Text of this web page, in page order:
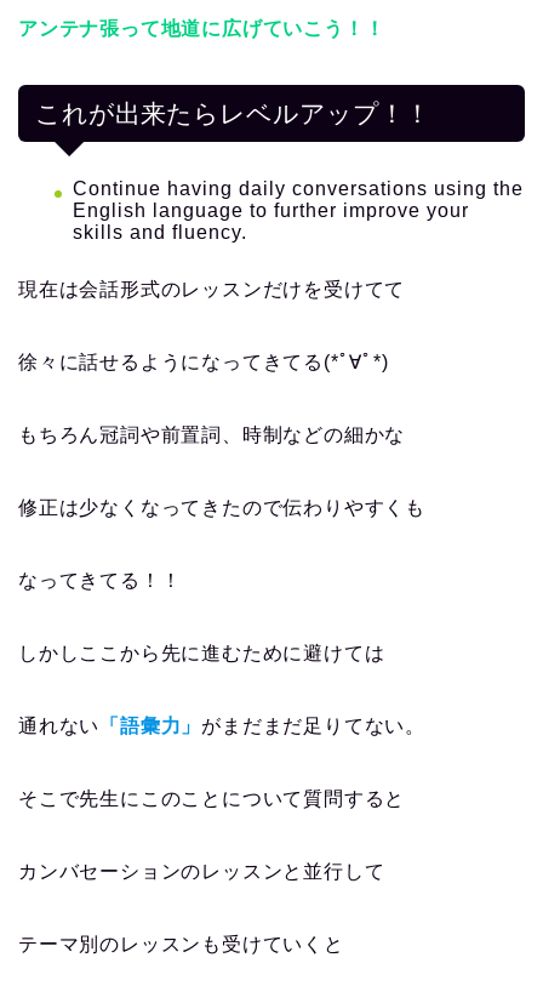
アンテナ張って地道に広げていこう！！
これが出来たらレベルアップ！！
Continue having daily conversations using the
English language to further improve your
skills and fluency.
現在は会話形式のレッスンだけを受けてて
徐々に話せるようになってきてる(*ﾟ∀ﾟ*)
もちろん冠詞や前置詞、時制などの細かな
修正は少なくなってきたので伝わりやすくも
なってきてる！！
しかしここから先に進むために避けては
通れない 「語彙力」 がまだまだ足りてない。
そこで先生にこのことについて質問すると
カンバセーションのレッスンと並行して
テーマ別のレッスンも受けていくと